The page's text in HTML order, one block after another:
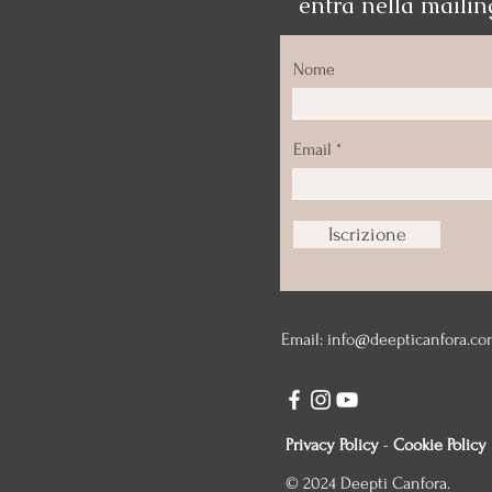
Nome
Email
Iscrizione
Email:
© 2024 Deepti Canfora.
Privacy Policy - Cookie Policy